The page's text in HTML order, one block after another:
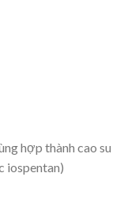
hợp thành cao su
iospentan)